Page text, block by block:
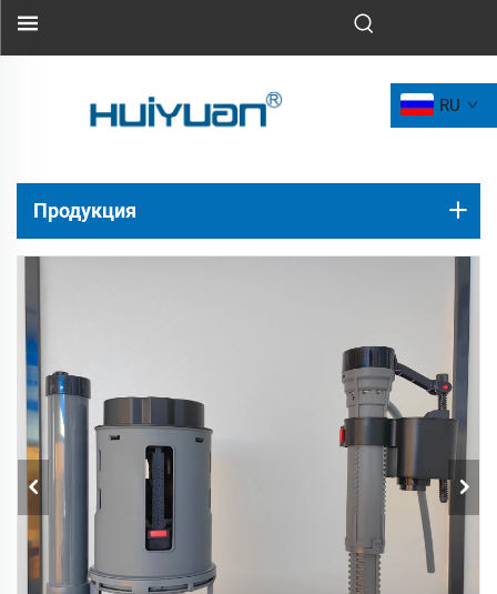
RU
Продукция